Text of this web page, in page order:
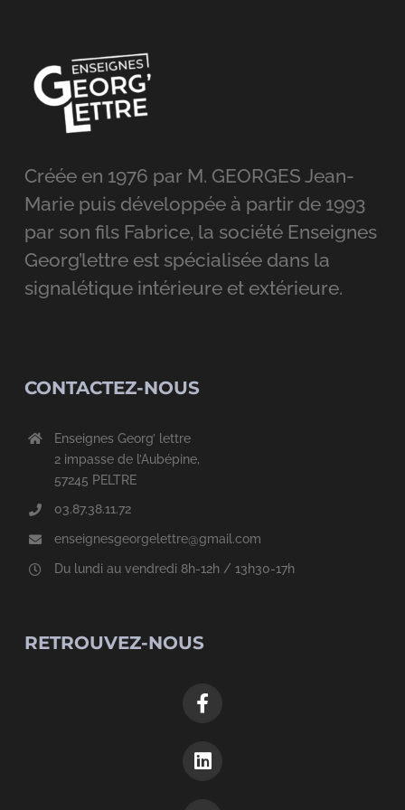
Créée en 1976 par M. GEORGES Jean-
Marie puis développée à partir de 1993
par son fils Fabrice, la société Enseignes
Georg’lettre est spécialisée dans la
signalétique intérieure et extérieure.
CONTACTEZ-NOUS
Enseignes Georg’ lettre
2 impasse de l’Aubépine,
57245 PELTRE
03.87.38.11.72
enseignesgeorgelettre@gmail.com
Du lundi au vendredi 8h-12h / 13h30-17h
RETROUVEZ-NOUS